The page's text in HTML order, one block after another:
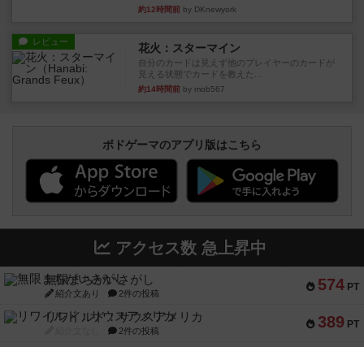
約12時間前 by DKnewyork
レビュー 花火：スターマイン
自分のカードは見えず他のプレイヤーのカードが
見える状態でカードを教えた...
約14時間前 by mob567
ボドゲーマのアプリ版はこちら
アクセス数 急上昇中
574 PT
無限まちがいさがし
紹介文あり 2件の投稿
389 PT
リワイルド：サウスアメリカ
2件の投稿